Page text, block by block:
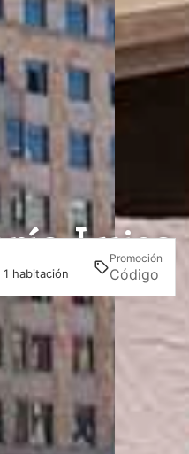
Luisa
habitación
Promoción